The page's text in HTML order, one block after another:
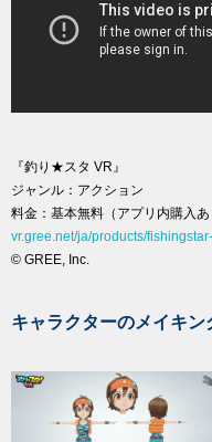
『釣り★スタ VR』
ジャンル：アクション
料金：基本無料（アプリ内購入あ
vr.gree.net/ja/products/
© GREE, Inc.
キャラクターのメイキン